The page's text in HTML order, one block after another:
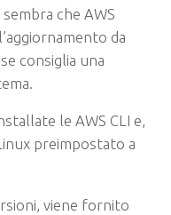
che AWS
da
consiglia una
le AWS CLI e,
preimpostato a
viene fornito